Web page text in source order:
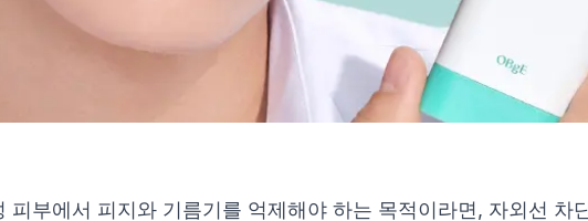
피부에서 피지와 기름기를 억제해야 하는 목적이라면, 자외선 차